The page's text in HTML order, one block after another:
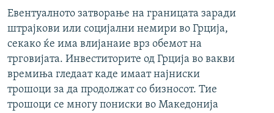
на
пребарување
ПРИЈАВИ СЕ ЗА ЊУЗЛЕТЕР
ПОДКАСТ ЗОШТО?
СЛЕДЕТЕ НЕ
Евентуалното затворање на границата заради
штрајкови или социјални немири во Грција,
секако ќе има влијанаие врз обемот на
трговијата. Инвеститорите од Грција во вакви
времиња гледаат каде имаат најниски
трошоци за да продолжат со бизносот. Тие
трошоци се многу пониски во Македонија